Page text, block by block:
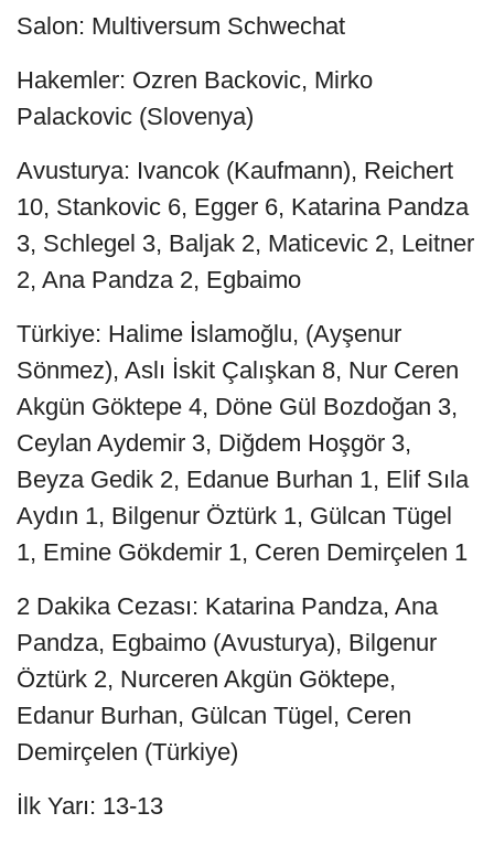
Salon: Multiversum Schwechat
Hakemler: Ozren Backovic, Mirko
Palackovic (Slovenya)
Avusturya: Ivancok (Kaufmann), Reichert
10, Stankovic 6, Egger 6, Katarina Pandza
3, Schlegel 3, Baljak 2, Maticevic 2, Leitner
2, Ana Pandza 2, Egbaimo
Türkiye: Halime İslamoğlu, (Ayşenur
Sönmez), Aslı İskit Çalışkan 8, Nur Ceren
Akgün Göktepe 4, Döne Gül Bozdoğan 3,
Ceylan Aydemir 3, Diğdem Hoşgör 3,
Beyza Gedik 2, Edanue Burhan 1, Elif Sıla
Aydın 1, Bilgenur Öztürk 1, Gülcan Tügel
1, Emine Gökdemir 1, Ceren Demirçelen 1
2 Dakika Cezası: Katarina Pandza, Ana
Pandza, Egbaimo (Avusturya), Bilgenur
Öztürk 2, Nurceren Akgün Göktepe,
Edanur Burhan, Gülcan Tügel, Ceren
Demirçelen (Türkiye)
İlk Yarı: 13-13